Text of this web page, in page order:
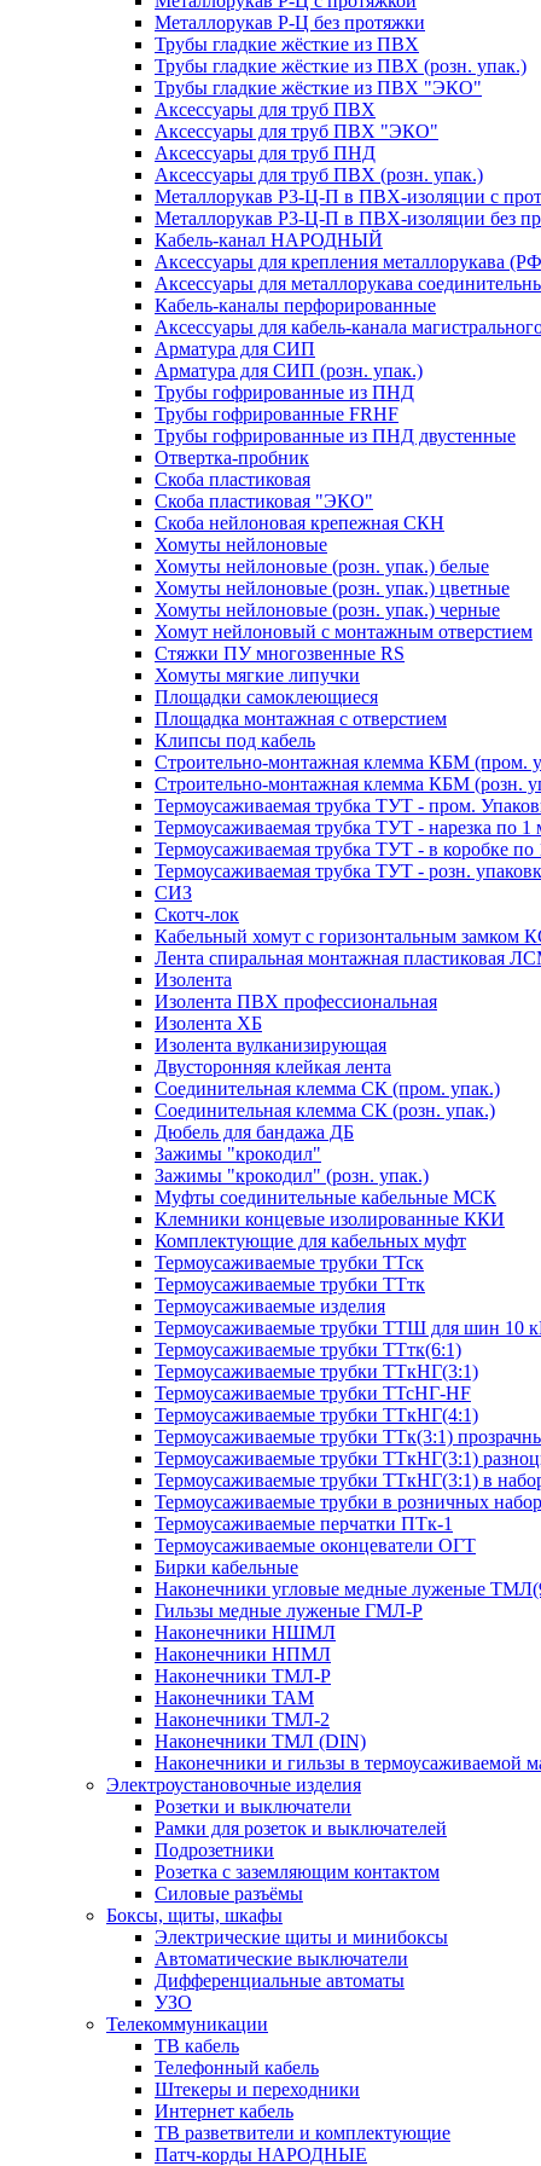
Металлорукав Р-Ц без протяжки
Трубы гладкие жёсткие из ПВХ
Трубы гладкие жёсткие из ПВХ (розн. упак.)
Трубы гладкие жёсткие из ПВХ "ЭКО"
Аксессуары для труб ПВХ
Аксессуары для труб ПВХ "ЭКО"
Аксессуары для труб ПНД
Аксессуары для труб ПВХ (розн. упак.)
Металлорукав Р3-Ц-П в ПВХ-изоляции с
Металлорукав Р3-Ц-П в ПВХ-изоляции без
Кабель-канал НАРОДНЫЙ
Аксессуары для крепления металлорукава
Аксессуары для металлорукава
Кабель-каналы перфорированные
Аксессуары для кабель-канала
Арматура для СИП
Арматура для СИП (розн. упак.)
Трубы гофрированные из ПНД
Трубы гофрированные FRHF
Трубы гофрированные из ПНД двустенные
Отвертка-пробник
Скоба пластиковая
Скоба пластиковая "ЭКО"
Скоба нейлоновая крепежная СКН
Хомуты нейлоновые
Хомуты нейлоновые (розн. упак.) белые
Хомуты нейлоновые (розн. упак.) цветные
Хомуты нейлоновые (розн. упак.) черные
Хомут нейлоновый с монтажным отверстием
Стяжки ПУ многозвенные RS
Хомуты мягкие липучки
Площадки самоклеющиеся
Площадка монтажная с отверстием
Клипсы под кабель
Строительно-монтажная клемма КБМ (пром.
Строительно-монтажная клемма КБМ (розн.
Термоусаживаемая трубка ТУТ - пром.
Термоусаживаемая трубка ТУТ - нарезка по 1
Термоусаживаемая трубка ТУТ - в коробке по
Термоусаживаемая трубка ТУТ - розн.
СИЗ
Скотч-лок
Кабельный хомут с горизонтальным замком
Лента спиральная монтажная пластиковая
Изолента
Изолента ПВХ профессиональная
Изолента ХБ
Изолента вулканизирующая
Двусторонняя клейкая лента
Соединительная клемма СК (пром. упак.)
Соединительная клемма СК (розн. упак.)
Дюбель для бандажа ДБ
Зажимы "крокодил"
Зажимы "крокодил" (розн. упак.)
Муфты соединительные кабельные МСК
Клемники концевые изолированные ККИ
Комплектующие для кабельных муфт
Термоусаживаемые трубки ТТск
Термоусаживаемые трубки ТТтк
Термоусаживаемые изделия
Термоусаживаемые трубки ТТШ для шин 10
Термоусаживаемые трубки ТТтк(6:1)
Термоусаживаемые трубки ТТкНГ(3:1)
Термоусаживаемые трубки ТТсНГ-HF
Термоусаживаемые трубки ТТкНГ(4:1)
Термоусаживаемые трубки ТТк(3:1)
Термоусаживаемые трубки ТТкНГ(3:1)
Термоусаживаемые трубки ТТкНГ(3:1) в
Термоусаживаемые трубки в розничных
Термоусаживаемые перчатки ПТк-1
Термоусаживаемые оконцеватели ОГТ
Бирки кабельные
Наконечники угловые медные луженые
Гильзы медные луженые ГМЛ-Р
Наконечники НШМЛ
Наконечники НПМЛ
Наконечники ТМЛ-Р
Наконечники ТАМ
Наконечники ТМЛ-2
Наконечники ТМЛ (DIN)
Наконечники и гильзы в термоусаживаемой
Электроустановочные изделия
Розетки и выключатели
Рамки для розеток и выключателей
Подрозетники
Розетка с заземляющим контактом
Силовые разъёмы
Боксы, щиты, шкафы
Электрические щиты и минибоксы
Автоматические выключатели
Дифференциальные автоматы
УЗО
Телекоммуникации
ТВ кабель
Телефонный кабель
Штекеры и переходники
Интернет кабель
ТВ разветвители и комплектующие
Патч-корды НАРОДНЫЕ